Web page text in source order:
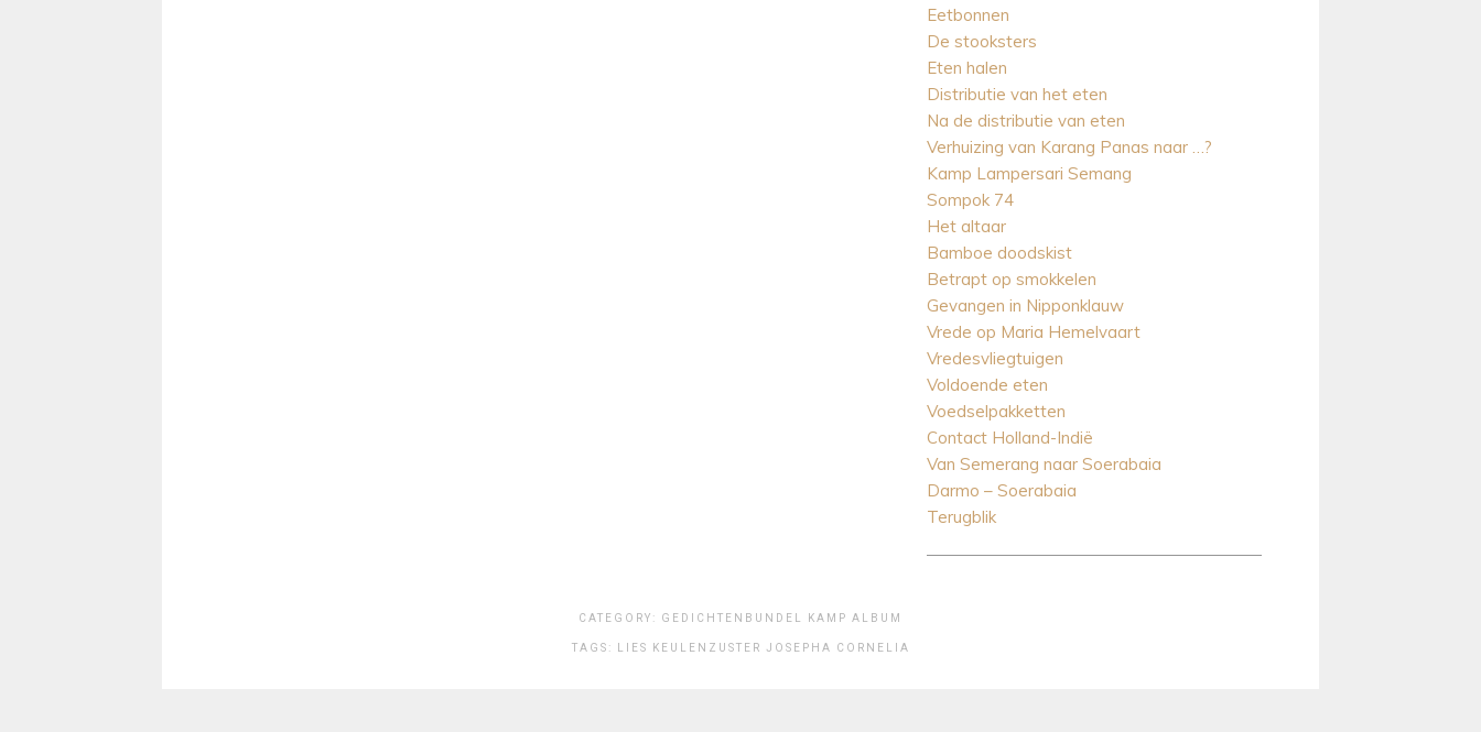
Eetbonnen
De stooksters
Eten halen
Distributie van het eten
Na de distributie van eten
Verhuizing van Karang Panas naar …?
Kamp Lampersari Semang
Sompok 74
Het altaar
Bamboe doodskist
Betrapt op smokkelen
Gevangen in Nipponklauw
Vrede op Maria Hemelvaart
Vredesvliegtuigen
Voldoende eten
Voedselpakketten
Contact Holland-Indië
Van Semerang naar Soerabaia
Darmo – Soerabaia
Terugblik
CATEGORY: GEDICHTENBUNDEL KAMP ALBUM
TAGS: LIES KEULEN ZUSTER JOSEPHA CORNELIA